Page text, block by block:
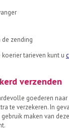
zending
tarieven kunt u
verzenden
goederen
te verzekeren. In
maken van